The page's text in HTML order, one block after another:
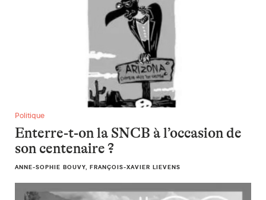
Enterre-t-on la SNCB à l’occasion de son centenaire ?
Politique
Enterre-t-on la SNCB à l’occasion de
son centenaire ?
ANNE-SOPHIE BOUVY, FRANÇOIS-XAVIER LIEVENS